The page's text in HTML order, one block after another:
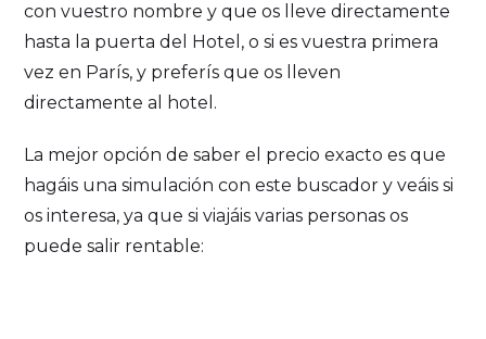
con vuestro nombre y que os lleve directamente
hasta la puerta del Hotel, o si es vuestra primera
vez en París, y preferís que os lleven
directamente al hotel.
La mejor opción de saber el precio exacto es que
hagáis una simulación con este buscador y veáis si
os interesa, ya que si viajáis varias personas os
puede salir rentable: